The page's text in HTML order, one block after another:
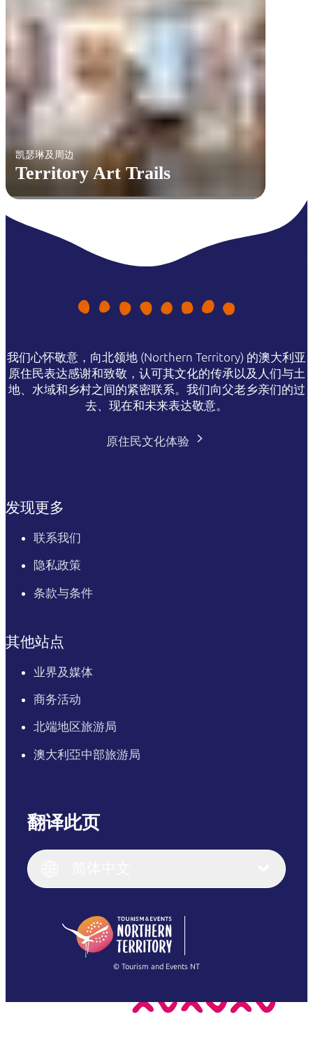
凯瑟琳及周边
Territory Art Trails
我们心怀敬意，向北领地 (Northern Territory) 的澳大利亚
原住民表达感谢和致敬，认可其文化的传承以及人们与土
地、水域和乡村之间的紧密联系。我们向父老乡亲们的过
去、现在和未来表达敬意。
原住民文化体验
发现更多
联系我们
隐私政策
条款与条件
其他站点
业界及媒体
商务活动
北端地区旅游局
澳大利亞中部旅游局
翻译此页
English (US)
English
(Singapore)
Français
繁體中文
© Tourism and Events NT